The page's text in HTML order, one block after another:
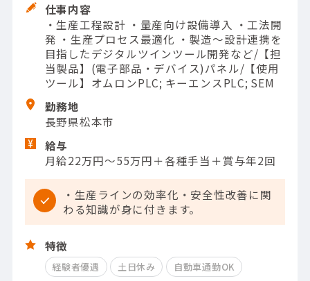
仕事内容
・生産工程設計 ・量産向け設備導入 ・工法開
発 ・生産プロセス最適化 ・製造～設計連携を
目指したデジタルツインツール開発など/【担
当製品】(電子部品・デバイス)パネル/【使用
ツール】オムロンPLC; キーエンスPLC; SEM
勤務地
長野県松本市
給与
月給22万円～55万円＋各種手当＋賞与年2回
・生産ラインの効率化・安全性改善に関
わる知識が身に付きます。
特徴
経験者優遇 土日休み 自動車通勤OK